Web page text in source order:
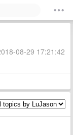
08-29 17:21:42